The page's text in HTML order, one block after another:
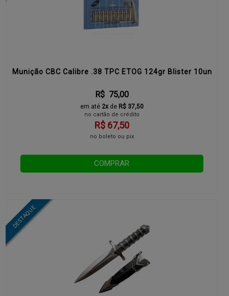
Munição CBC Calibre .38 TPC ETOG 124gr Blister 10un
R$ 75,00
em até 2x de R$ 37,50
no cartão de crédito
R$ 67,50
no boleto ou pix
COMPRAR